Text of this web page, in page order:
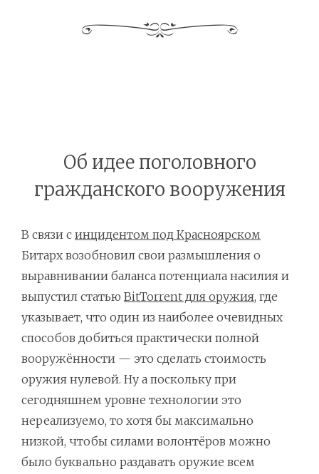
Об идее поголовного
гражданского вооружения
В связи с инцидентом под Красноярском
Битарх возобновил свои размышления о
выравнивании баланса потенциала насилия и
выпустил статью BitTorrent для оружия, где
указывает, что один из наиболее очевидных
способов добиться практически полной
вооружённости — это сделать стоимость
оружия нулевой. Ну а поскольку при
сегодняшнем уровне технологии это
нереализуемо, то хотя бы максимально
низкой, чтобы силами волонтёров можно
было буквально раздавать оружие всем